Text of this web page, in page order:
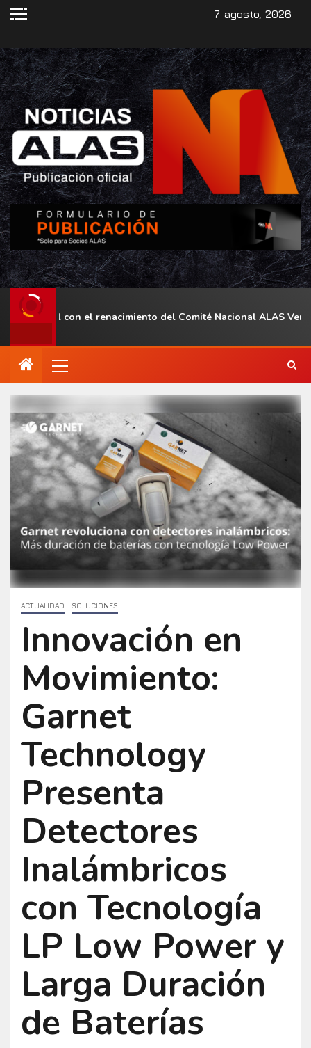
7 agosto, 2026
con el renacimiento del Comité Nacional ALAS Venezuela
ACTUALIDAD SOLUCIONES
Innovación en
Movimiento:
Garnet
Technology
Presenta
Detectores
Inalámbricos
con Tecnología
LP Low Power y
Larga Duración
de Baterías